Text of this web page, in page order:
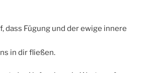
dass Fügung und der ewige innere
in dir fließen.